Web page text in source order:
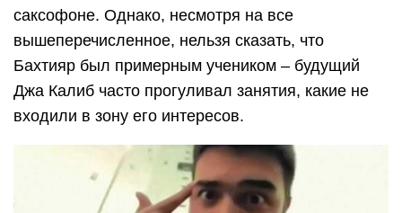
саксофоне. Однако, несмотря на все
вышеперечисленное, нельзя сказать, что
Бахтияр был примерным учеником – будущий
Джа Калиб часто прогуливал занятия, какие не
входили в зону его интересов.